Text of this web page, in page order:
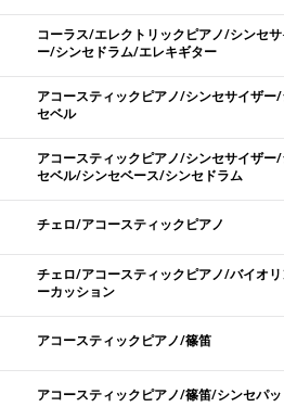
コーラス/エレクトリックピアノ/シンセ
ー/シンセドラム/エレキギター
アコースティックピアノ/シンセサイザー
セベル
アコースティックピアノ/シンセサイザー
セベル/シンセベース/シンセドラム
チェロ/アコースティックピアノ
チェロ/アコースティックピアノ/バイオ
ーカッション
アコースティックピアノ/篠笛
アコースティックピアノ/篠笛/シンセパッ